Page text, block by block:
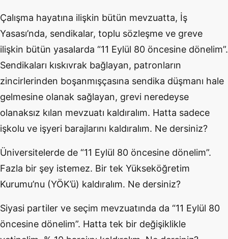
Çalışma hayatına ilişkin bütün mevzuatta, İş
Yasası’nda, sendikalar, toplu sözleşme ve greve
ilişkin bütün yasalarda “11 Eylül 80 öncesine dönelim”.
Sendikaları kıskıvrak bağlayan, patronların
zincirlerinden boşanmışçasına sendika düşmanı hale
gelmesine olanak sağlayan, grevi neredeyse
olanaksız kılan mevzuatı kaldıralım. Hatta sadece
işkolu ve işyeri barajlarını kaldıralım. Ne dersiniz?
Üniversitelerde de “11 Eylül 80 öncesine dönelim”.
Fazla bir şey istemez. Bir tek Yükseköğretim
Kurumu’nu (YÖK’ü) kaldıralım. Ne dersiniz?
Siyasi partiler ve seçim mevzuatında da “11 Eylül 80
öncesine dönelim”. Hatta tek bir değişiklikle